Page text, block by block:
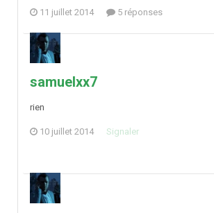
11 juillet 2014 5 réponses
samuelxx7
rien
10 juillet 2014 Signaler